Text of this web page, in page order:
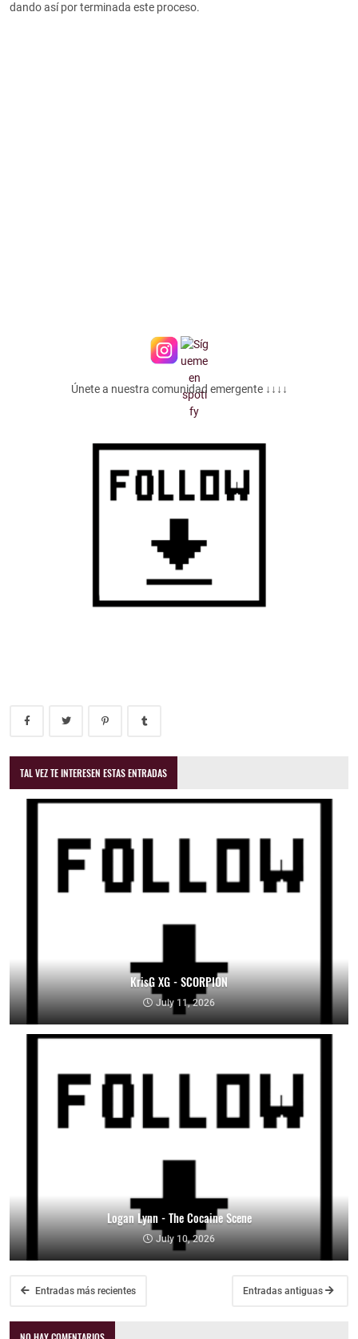
dando así por terminada este proceso.
Únete a nuestra comunidad emergente ↓↓↓↓
TAL VEZ TE INTERESEN ESTAS ENTRADAS
KrisG XG - SCORPION
July 11, 2026
Logan Lynn - The Cocaine Scene
July 10, 2026
Entradas más recientes Entradas antiguas